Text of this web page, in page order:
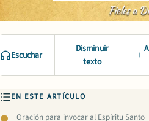
Escuchar
Disminuir
texto
EN ESTE ARTÍCULO
Oración para invocar al Espíritu Santo